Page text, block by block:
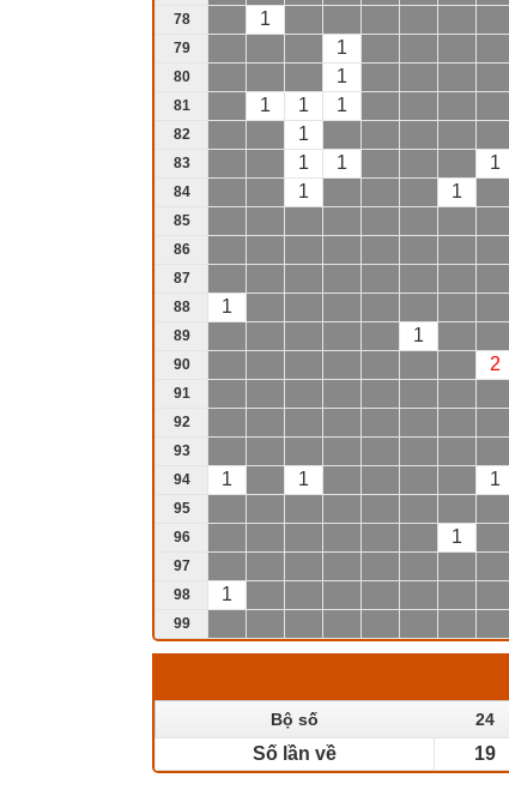
78 1
79 1
80 1
81 1 1 1
82 1
83 1 1 1
84 1 1
85
86
87
88 1
89 1
90 2
91
92
93
94 1 1 1
95
96 1
97
98 1
99
Bộ số 24
Số lần về 19